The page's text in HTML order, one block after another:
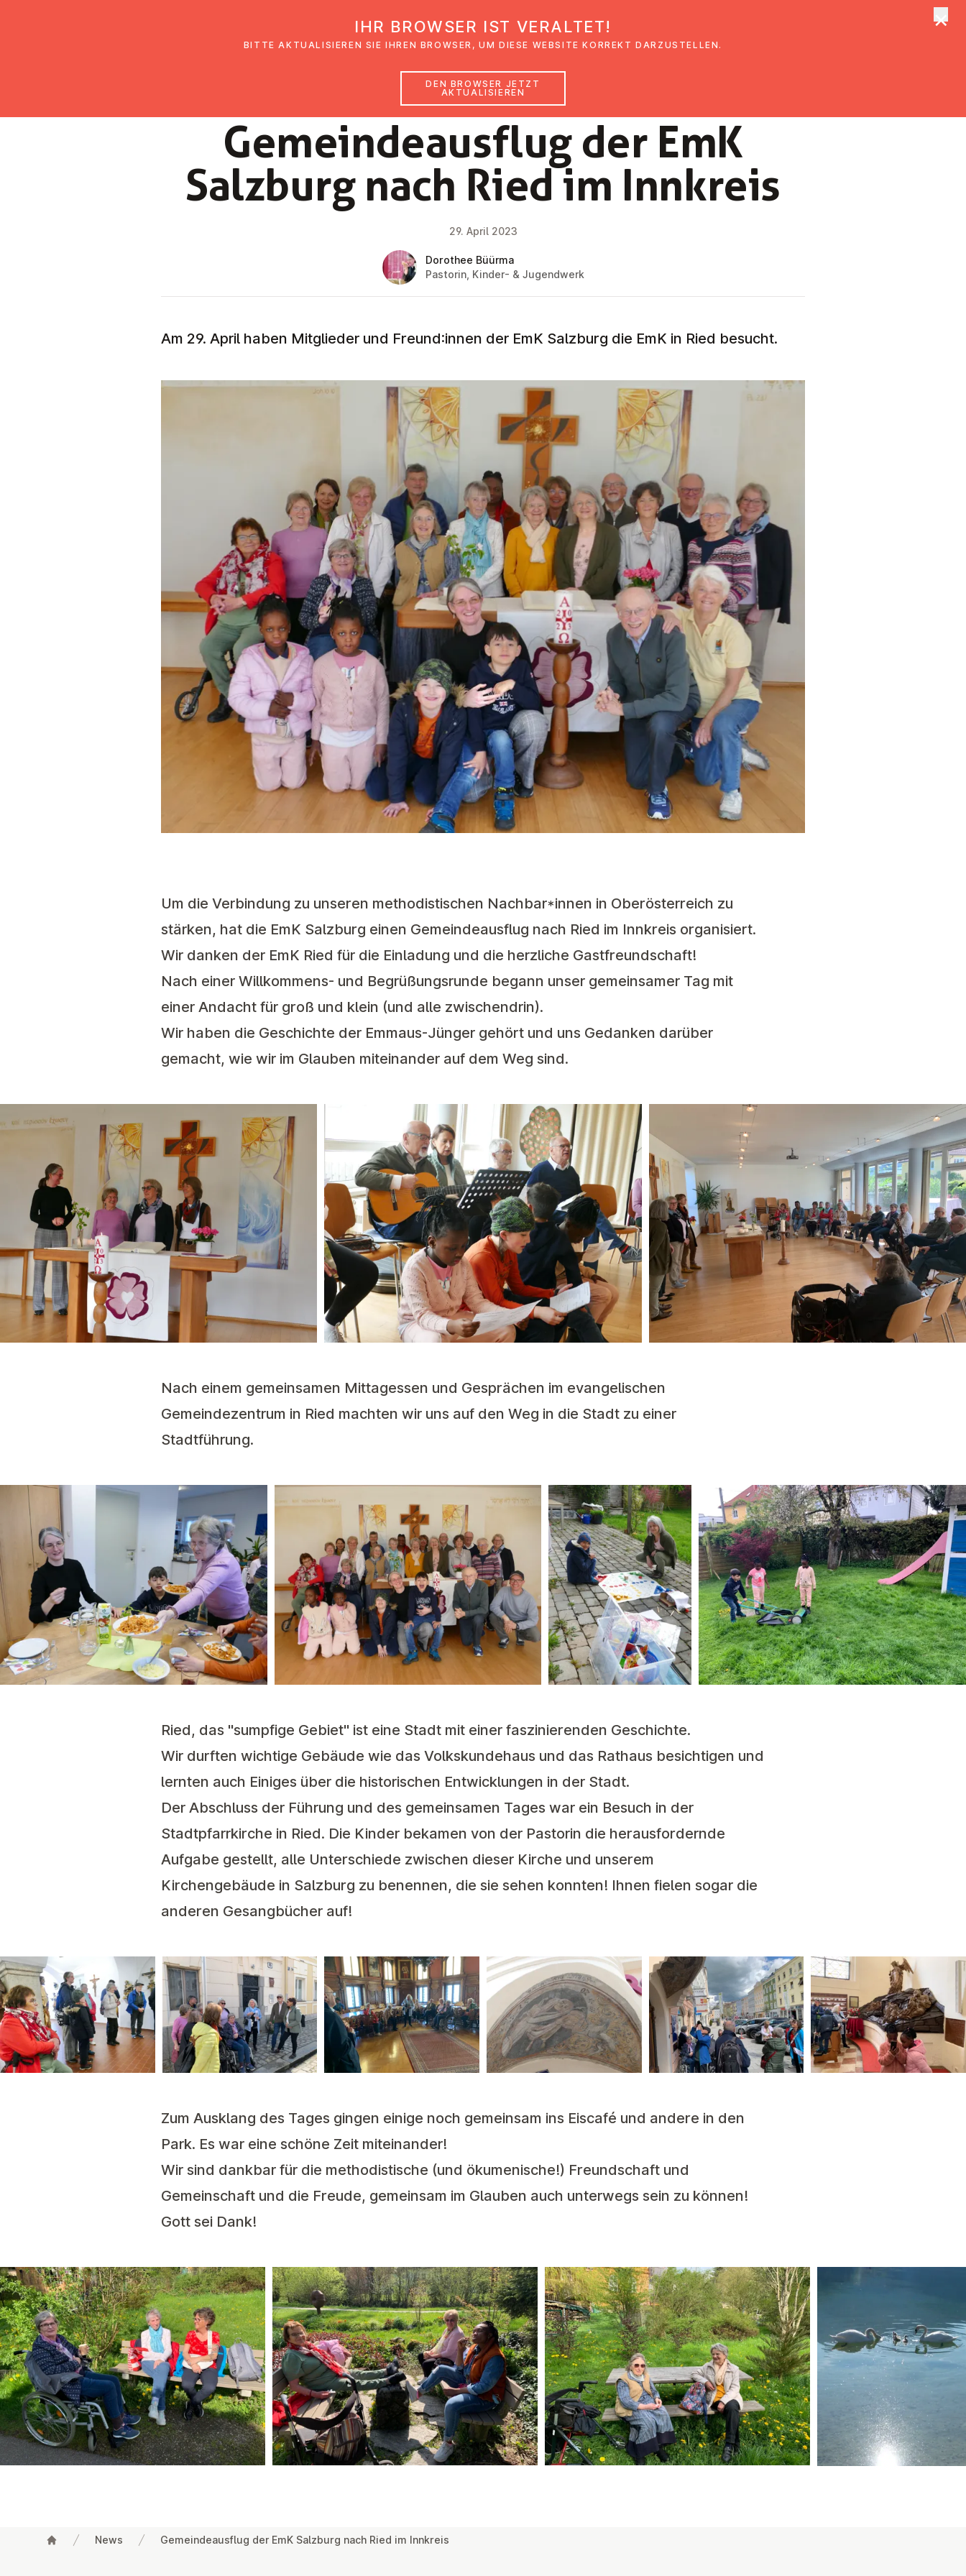
Glaubensimpulse News Veranstaltungen
Ge­mein­de­aus­flug der EmK
Salzburg nach Ried im Innkreis
NEWS
29. April 2023
Dorothee Büürma
Pastorin, Kinder- & Jugendwerk
Am 29. April haben Mitglieder und Freund:innen der EmK Salzburg die EmK in Ried besucht.
Um die Verbindung zu unseren methodistischen Nachbar*innen in Oberösterreich zu
stärken, hat die EmK Salzburg einen Gemeindeausflug nach Ried im Innkreis organisiert.
Wir danken der EmK Ried für die Einladung und die herzliche Gastfreundschaft!
Nach einer Willkommens- und Begrüßungsrunde begann unser gemeinsamer Tag mit
einer Andacht für groß und klein (und alle zwischendrin).
Wir haben die Geschichte der Emmaus-Jünger gehört und uns Gedanken darüber
gemacht, wie wir im Glauben miteinander auf dem Weg sind.
Nach einem gemeinsamen Mittagessen und Gesprächen im evangelischen
Gemeindezentrum in Ried machten wir uns auf den Weg in die Stadt zu einer
Stadtführung.
Ried, das "sumpfige Gebiet" ist eine Stadt mit einer faszinierenden Geschichte.
Wir durften wichtige Gebäude wie das Volkskundehaus und das Rathaus besichtigen und
lernten auch Einiges über die historischen Entwicklungen in der Stadt.
Der Abschluss der Führung und des gemeinsamen Tages war ein Besuch in der
Stadtpfarrkirche in Ried. Die Kinder bekamen von der Pastorin die herausfordernde
Aufgabe gestellt, alle Unterschiede zwischen dieser Kirche und unserem
Kirchengebäude in Salzburg zu benennen, die sie sehen konnten! Ihnen fielen sogar die
anderen Gesangbücher auf!
Zum Ausklang des Tages gingen einige noch gemeinsam ins Eiscafé und andere in den
Park. Es war eine schöne Zeit miteinander!
Wir sind dankbar für die methodistische (und ökumenische!) Freundschaft und
Gemeinschaft und die Freude, gemeinsam im Glauben auch unterwegs sein zu können!
Gott sei Dank!
News Gemeindeausflug der EmK Salzburg nach Ried im Innkreis
IHR BROWSER IST VERALTET!
BITTE AKTUALISIEREN SIE IHREN BROWSER, UM DIESE WEBSITE KORREKT DARZUSTELLEN.
DEN BROWSER JETZT
AKTUALISIEREN
×